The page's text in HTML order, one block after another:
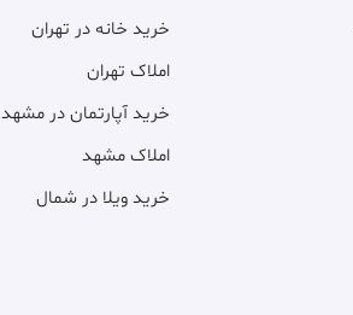
خرید خانه در تهران
املاک تهران
خرید آپارتمان در مشهد
املاک مشهد
خرید ویلا در شمال